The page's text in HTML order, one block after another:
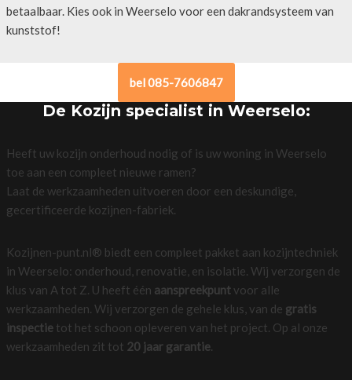
betaalbaar. Kies ook in Weerselo voor een dakrandsysteem van
kunststof!
bel 085-7606847
De Kozijn specialist in Weerselo:
Heeft uw kozijn onderhoud nodig of is uw woning in Weerselo
toe aan een compleet nieuwe ramen?
Laat de werkzaamheden uitvoeren door een deskundige,
gecertificeerde kozijnen-fabriek.
Kozijnen-punt.nl® biedt een compleet pakket aan kozijntechniek
in Weerselo: onderhoud, renovatie, en isolatie. Wij verzorgen de
klus van A tot Z. U heeft één aanspreekpuntvoor alle
werkzaamheden. Wij verzorgen de gehele klus, van de gratis
inspectietot het schoon opleveren van het project. Op al onze
werkzaamheden zit tot 20 jaar garantie.